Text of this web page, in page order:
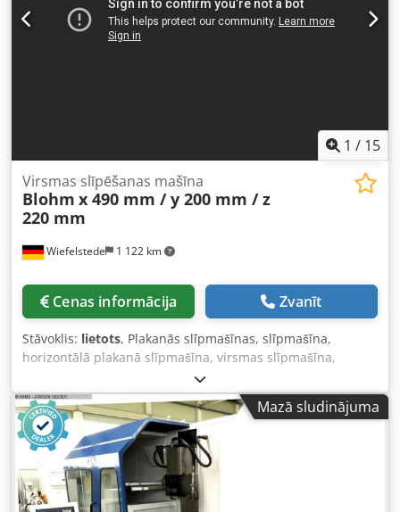
1 / 15
Wiefelstede 1 122 km
Virsmas slīpēšanas mašīna
Blohm x 490 mm / y 200 mm / z
220 mm
Cenas informācija Zvanīt
Stāvoklis: lietots, Plakanās slīpmašīnas, slīpmašīna,
horizontālā plakanā slīpmašīna, virsmas slīpmašīna,
magnētiskā slīpmašīna, instrumentu slīpmašīna Crodpfjt N
Adbsx Akasf -Ražotājs: Blohm, horizontālā plakanā
slīpmašīna -Galda izmērs: 770 x 140 mm, pagrieziena
iespēja -Pārvietošanas ceļi: x 490 mm / y 200 mm / z 220
mm -Izmēri: 1030/870/H1510 mm -Kopējais svars: 403 kg
Mazā sludinājuma